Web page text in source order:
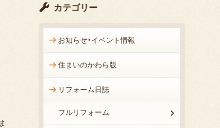
カテゴリー
お知らせ・イベント情報
住まいのかわら版
リフォーム日誌
フルリフォーム